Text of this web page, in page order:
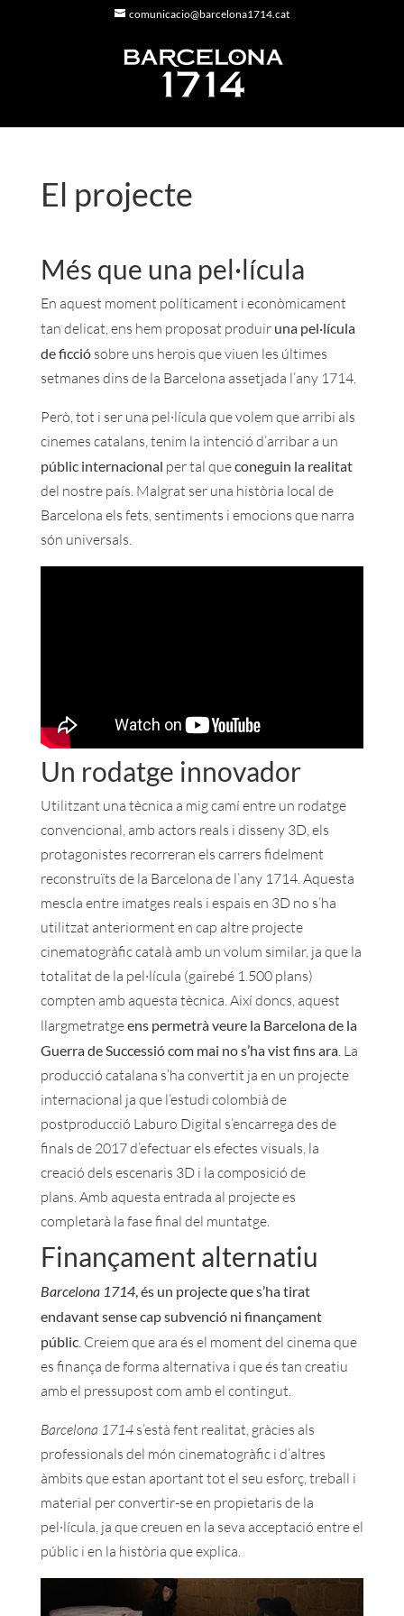
comunicacio@barcelona1714.cat
El projecte
Més que una pel·lícula
En aquest moment políticament i econòmicament
tan delicat, ens hem proposat produir una pel·lícula
de ficciósobre uns herois que viuen les últimes
setmanes dins de la Barcelona assetjada l’any 1714.
Però, tot i ser una pel·lícula que volem que arribi als
cinemes catalans, tenim la intenció d’arribar a un
públic internacional per tal queconeguin la realitat
del nostre país. Malgrat ser una història local de
Barcelona els fets, sentiments i emocions que narra
són universals.
Un rodatge innovador
Utilitzant una tècnica a mig camí entre un rodatge
convencional, amb actors reals i disseny 3D, els
protagonistes recorreran els carrers fidelment
reconstruïts de la Barcelona de l’any 1714. Aquesta
mescla entre imatges reals i espais en 3D no s’ha
utilitzat anteriorment en cap altre projecte
cinematogràfic català amb un volum similar, ja que la
totalitat de la pel·lícula (gairebé 1.500 plans)
compten amb aquesta tècnica. Així doncs, aquest
llargmetratgeens permetrà veure la Barcelona de la
Guerra de Successió com mai no s’ha vist fins ara. La
producció catalana s’ha convertit ja en un projecte
internacional ja que l’estudi colombià de
postproducció Laburo Digital s’encarrega des de
finals de 2017 d’efectuar els efectes visuals, la
creació dels escenaris 3D i la composició de
plans. Amb aquesta entrada al projecte es
completarà la fase final del muntatge.
Finançament alternatiu
Barcelona 1714, és un projecte que s’ha tirat
endavant sense cap subvenció ni finançament
públic. Creiem que ara és el moment del cinema que
es finança de forma alternativa i que és tan creatiu
amb el pressupost com amb el contingut.
Barcelona 1714s’està fent realitat, gràcies als
professionals del món cinematogràfic i d’altres
àmbits que estan aportant tot el seu esforç, treball i
material per convertir-se en propietaris de la
pel·lícula, ja que creuen en la seva acceptació entre el
públic i en la història que explica.